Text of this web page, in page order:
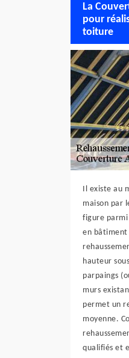
La
pour
toiture
Il existe au
maison par
figure parmi
en bâtiment
hauteur
parpaings
murs
permet un
moyenne.
qualifiés et